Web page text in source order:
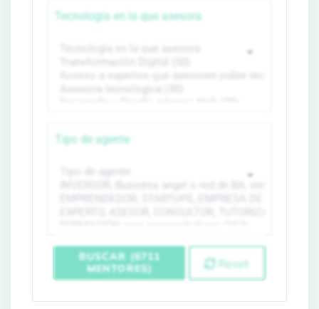
Tecnología en la que asesora
Tipo de agente
BUSCAR (6711
MENTORES)
Reset